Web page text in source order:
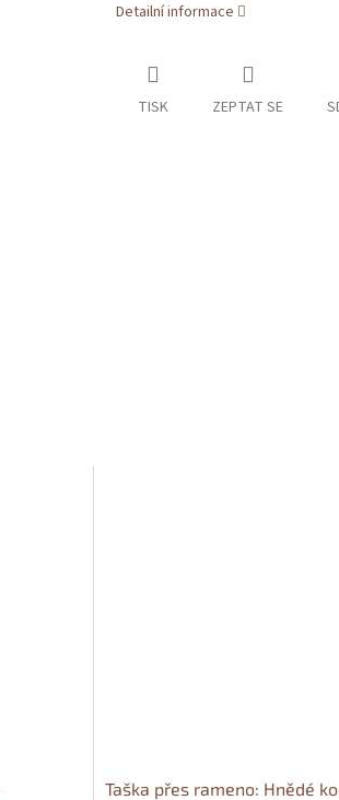
Detailní informace
TISK ZEPTAT SE
Taška přes rameno: Hnědé